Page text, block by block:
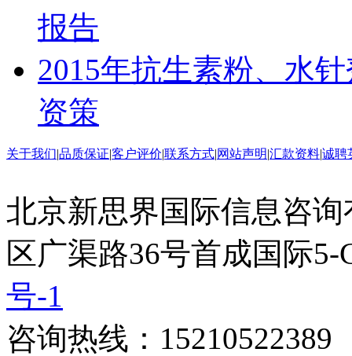
报告
2015年抗生素粉、水
资策
关于我们|品质保证|客户评价|联系方式|网站声明|汇款资料|诚聘
北京新思界国际信息咨
区广渠路36号首成国际
号-1
咨询热线：